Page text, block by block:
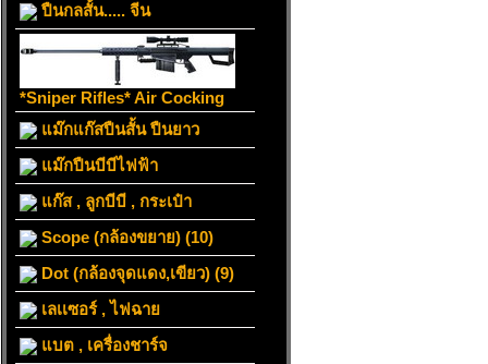
ปืนกลสั้น..... จีน
*Sniper Rifles* Air Cocking
แม๊กแก๊สปืนสั้น ปืนยาว
แม๊กปืนบีบีไฟฟ้า
แก๊ส , ลูกบีบี , กระเป๋า
Scope (กล้องขยาย) (10)
Dot (กล้องจุดแดง,เขียว) (9)
เลเเซอร์ , ไฟฉาย
แบต , เครื่องชาร์จ